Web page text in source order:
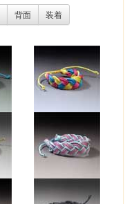
背面
装着